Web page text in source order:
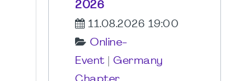
2026
11.08.2026 19:00
Online-
Event
Germany